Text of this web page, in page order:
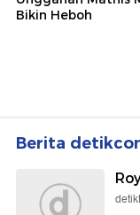
Bikin Heboh
Berita